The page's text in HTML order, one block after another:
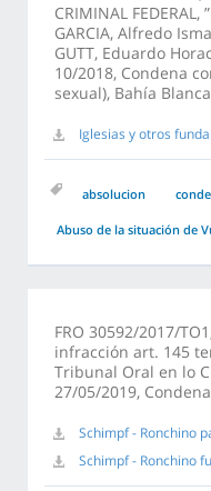
CRIMINAL FEDERAL,
GARCIA, Alfredo
GUTT, Eduardo
10/2018, Condena
sexual), Bahía Blanca
Iglesias y otros
absolucion
Abuso de la situación de
FRO 30592/2017/
infracción art. 145
Tribunal Oral en lo
27/05/2019,
Schimpf - Ronchino
Schimpf - Ronchino